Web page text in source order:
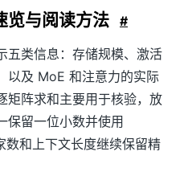
览与阅读方法 #
五类信息：存储规模、激活
以及 MoE 和注意力的实际
矩阵求和主要用于核验，放
保留一位小数并使用
和上下文长度继续保留精